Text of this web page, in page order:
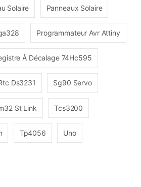
Solaire Panneaux Solaire
Programmateur Avr Attiny
À Décalage 74Hc595
Ds3231 Sg90 Servo
St Link Tcs3200
Tp4056 Uno